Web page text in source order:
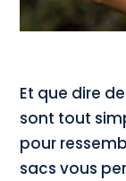
Et que dire
sont tout
pour
sacs vous